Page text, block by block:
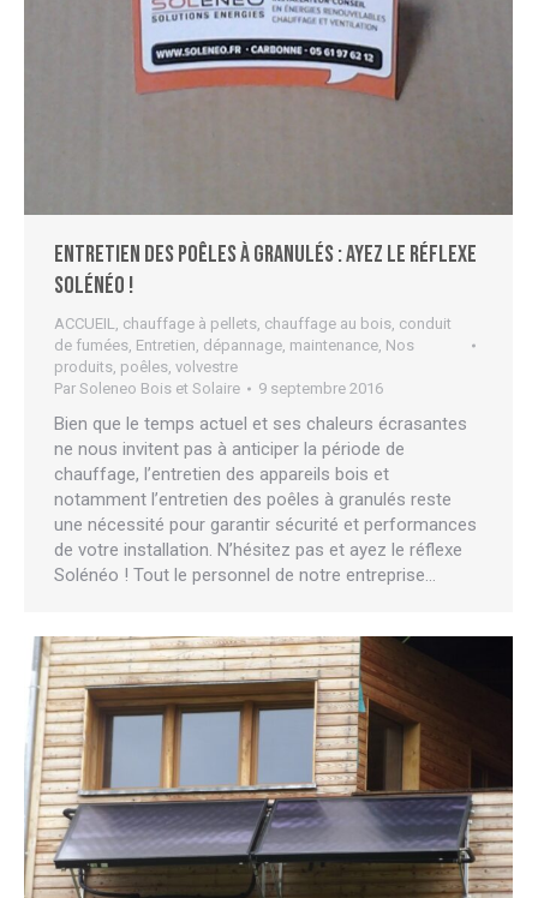
Entretien des poêles à granulés : ayez le réflexe
Solénéo !
ACCUEIL chauffage à pellets chauffage au bois conduit
de fumées Entretien, dépannage, maintenance Nos
produits poêles volvestre
Par Soleneo Bois et Solaire 9 septembre 2016
Bien que le temps actuel et ses chaleurs écrasantes
ne nous invitent pas à anticiper la période de
chauffage, l’entretien des appareils bois et
notamment l’entretien des poêles à granulés reste
une nécessité pour garantir sécurité et performances
de votre installation. N’hésitez pas et ayez le réflexe
Solénéo ! Tout le personnel de notre entreprise…